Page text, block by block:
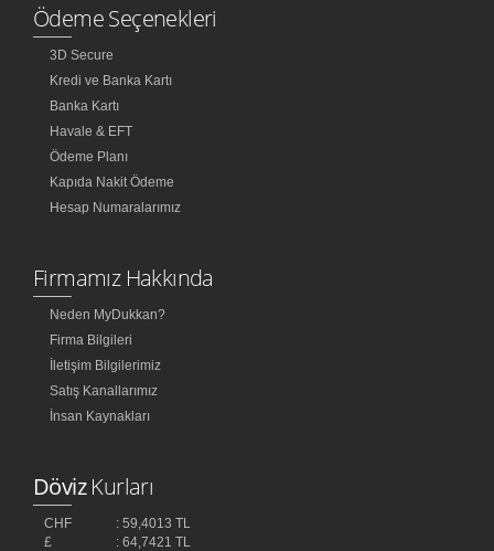
Ödeme Seçenekleri
3D Secure
Kredi ve Banka Kartı
Banka Kartı
Havale & EFT
Ödeme Planı
Kapıda Nakit Ödeme
Hesap Numaralarımız
Firmamız Hakkında
Neden MyDukkan?
Firma Bilgileri
İletişim Bilgilerimiz
Satış Kanallarımız
İnsan Kaynakları
DövizKurları
CHF
: 59,4013 TL
£
: 64,7421 TL